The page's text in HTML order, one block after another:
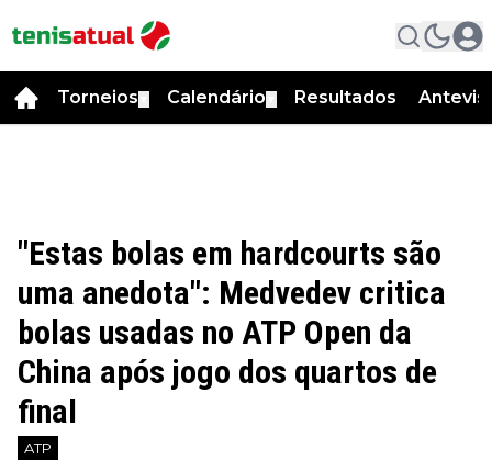
Torneios Calendário Resultados
"Estas bolas em hardcourts são
uma anedota": Medvedev critica
bolas usadas no ATP Open da
China após jogo dos quartos de
final
ATP